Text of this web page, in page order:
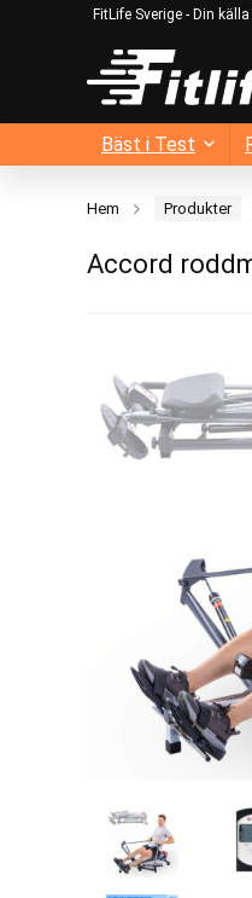
FitLife Sverige - Din
Bäst i Test
Hem Produkter
Accord